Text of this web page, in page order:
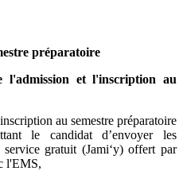
préparatoire
l'admission et l'inscription au
au semestre préparatoire
le candidat d’envoyer les
gratuit (Jami‘y) offert par
l'EMS,